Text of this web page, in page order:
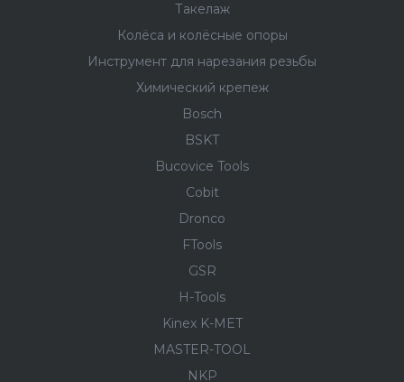
Такелаж
Колёса и колëсные опоры
Инструмент для нарезания резьбы
Химический крепеж
Bosch
BSKT
Bucovice Tools
Cobit
Dronco
FTools
GSR
H-Tools
Kinex K-MET
MASTER-TOOL
NKP